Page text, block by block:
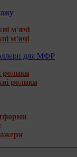
м'ячі
м'ячі
для МФР
ролики
ролики